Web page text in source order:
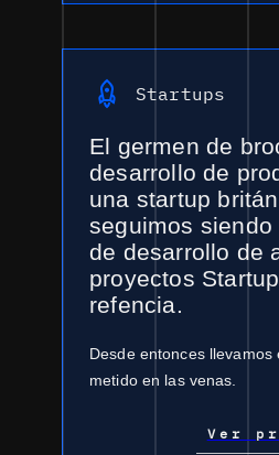
Startups
El germen de
desarrollo de
una startup
seguimos siendo
de desarrollo de
proyectos
refencia.
Desde entonces llevamos
metido en las venas.
Ver